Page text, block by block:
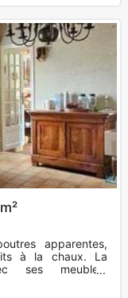
apparentes,
à la chaux. La
ses meubles.